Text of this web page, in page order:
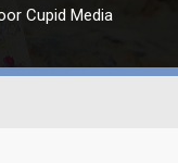
Cupid Media